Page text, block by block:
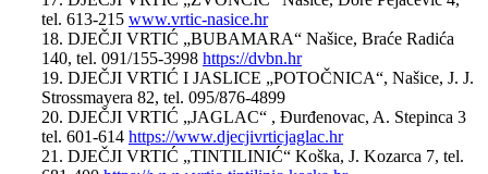
tel. 613-215 www.vrtic-nasice.hr
18. DJEČJI VRTIĆ „BUBAMARA“ Našice, Braće Radića
140, tel. 091/155-3998 https://dvbn.hr
19. DJEČJI VRTIĆ I JASLICE „POTOČNICA“, Našice, J. J.
Strossmayera 82, tel. 095/876-4899
20. DJEČJI VRTIĆ „JAGLAC“ , Đurđenovac, A. Stepinca 3
tel. 601-614 https://www.djecjivrticjaglac.hr
21. DJEČJI VRTIĆ „TINTILINIĆ“ Koška, J. Kozarca 7, tel.